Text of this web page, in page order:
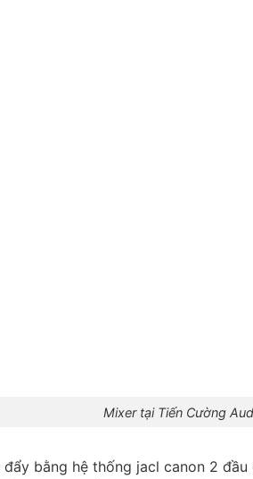
Mixer tại Tiến Cường
đẩy bằng hệ thống jacl canon 2